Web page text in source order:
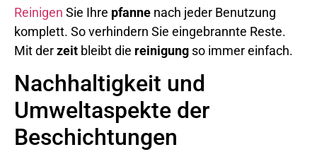
Reinigen Sie Ihre pfanne nach jeder Benutzung
komplett. So verhindern Sie eingebrannte Reste.
Mit derzeit bleibt die reinigung so immer einfach.
Nachhaltigkeit und
Umweltaspekte der
Beschichtungen